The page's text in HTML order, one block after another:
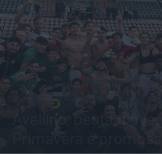
Avellino Calcio Giovanile
Calcio Giovanile Regione
Regione
Avellino, beata